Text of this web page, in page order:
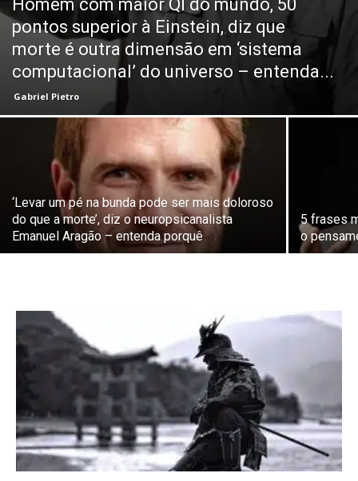
Homem com maior QI do mundo, 50
pontos superior à Einstein, diz que
morte é outra dimensão em ‘sistema
computacional’ do universo – entenda...
Gabriel Pietro
‘Levar um pé na bunda pode ser mais doloroso
do que a morte’, diz o neuropsicanalista
Emanuel Aragão – entenda porquê
5 frases
o